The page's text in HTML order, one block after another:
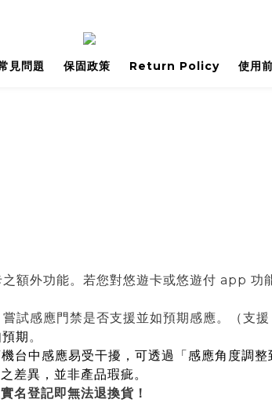
見問題 保固政策 Return Policy 使用
額外功能。若您對悠遊卡或悠遊付 app 功
試感應門禁是否支援並如預期感應。（支
期 。
中感應易受干擾，可透過「感應角度調整
差異，並非產品瑕疵。
實名登記即無法退換貨！